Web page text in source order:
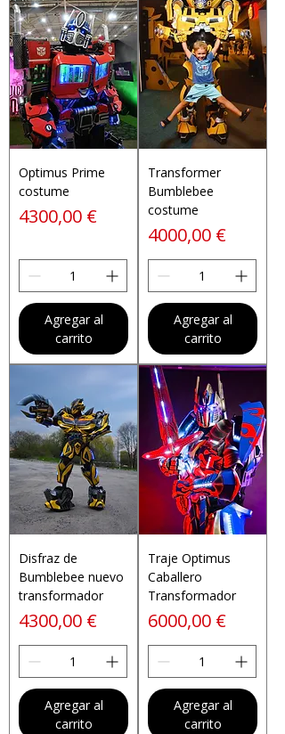
Optimus Prime
costume
Precio
4300,00 €
Agregar al
carrito
Transformer
Bumblebee
costume
Precio
4000,00 €
Agregar al
carrito
Disfraz de
Bumblebee nuevo
transformador
Precio
4300,00 €
Agregar al
carrito
Traje Optimus
Caballero
Transformador
Precio
6000,00 €
Agregar al
carrito